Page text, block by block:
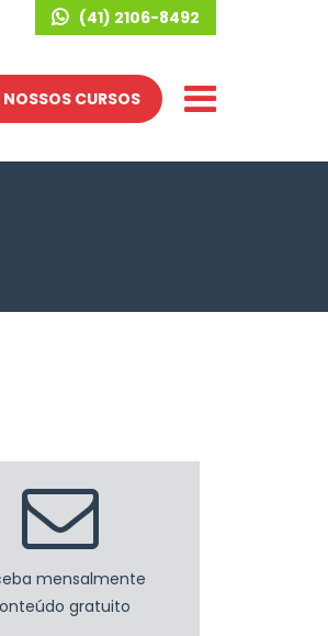
(41) 2106-8492
CURSOS
mensalmente
gratuito